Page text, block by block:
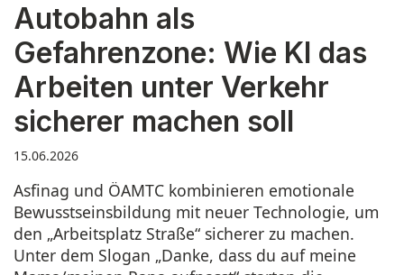
Autobahn als
Gefahrenzone: Wie KI das
Arbeiten unter Verkehr
sicherer machen soll
15.06.2026
Asfinag und ÖAMTC kombinieren emotionale
Bewusstseinsbildung mit neuer Technologie, um
den „Arbeitsplatz Straße“ sicherer zu machen.
Unter dem Slogan „Danke, dass du auf meine